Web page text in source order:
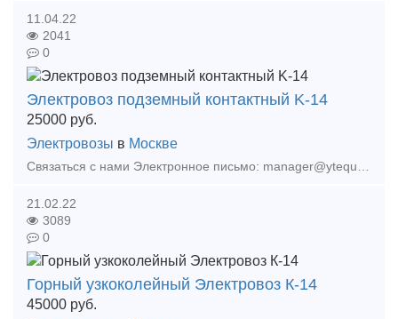
11.04.22
2041
0
Электровоз подземный контактный K-14
25000 руб.
Электровозы в Москве
21.02.22
3089
0
Горный узкоколейный Электровоз К-14
45000 руб.